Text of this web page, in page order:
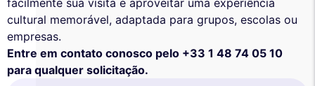
facilmente sua visita e aproveitar uma experiência
cultural memorável, adaptada para grupos, escolas ou
empresas.
Entre em contato conosco pelo +33 1 48 74 05 10
para qualquer solicitação.